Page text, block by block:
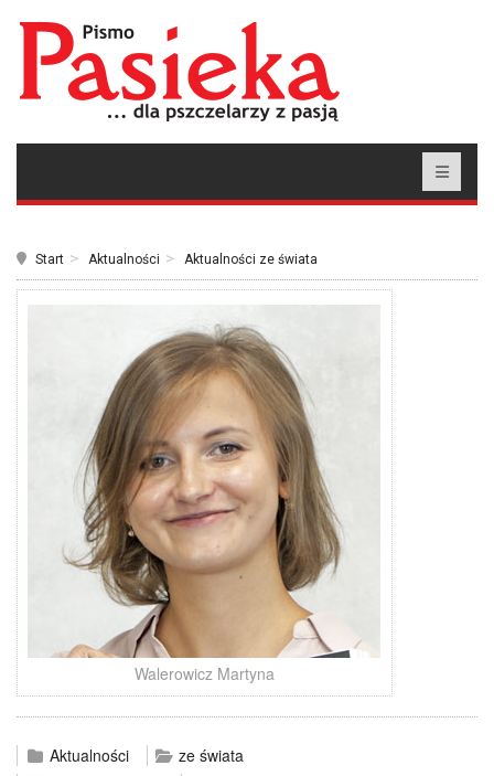
Start Aktualności Aktualności ze świata
Walerowicz Martyna
Aktualności
ze świata